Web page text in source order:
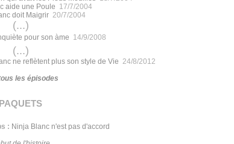
aide une Poule 17/7/2004
doit Maigrir20/7/2004
(...)
pour son àme 14/9/2008
(...)
ne reflètent plus son style de Vie 24/8/2012
les épisodes
paquets
: Ninja Blanc n'est pas d'accord